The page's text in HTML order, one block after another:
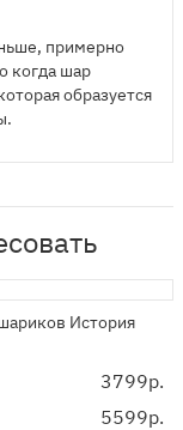
примерно
когда шар
образуется
История
3799р.
5599р.